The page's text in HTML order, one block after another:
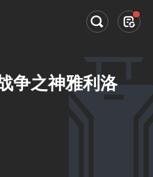
争之神雅利洛